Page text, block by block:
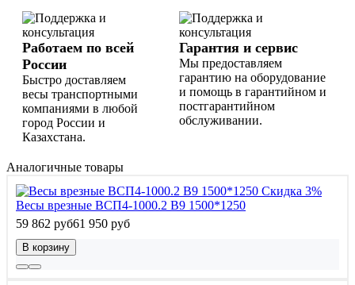
Работаем по всей
России
Быстро доставляем
весы транспортными
компаниями в любой
город России и
Казахстана.
Гарантия и сервис
Мы предоставляем
гарантию на оборудование
и помощь в гарантийном и
постгарантийном
обслуживании.
Аналогичные товары
Скидка 3%
Весы врезные ВСП4-1000.2 В9 1500*1250
59 862 руб61 950 руб
В корзину